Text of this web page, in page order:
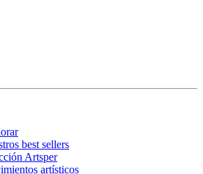
best sellers
Artsper
artísticos